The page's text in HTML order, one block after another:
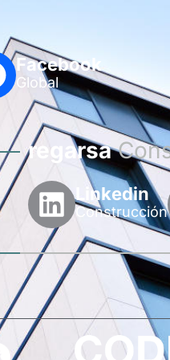
Facebook
Global
regarsa
Linkedin
Construcción